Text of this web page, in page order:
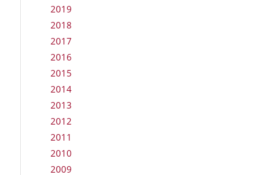
2019
2018
2017
2016
2015
2014
2013
2012
2011
2010
2009